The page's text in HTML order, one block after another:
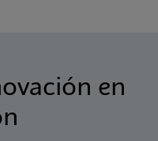
en